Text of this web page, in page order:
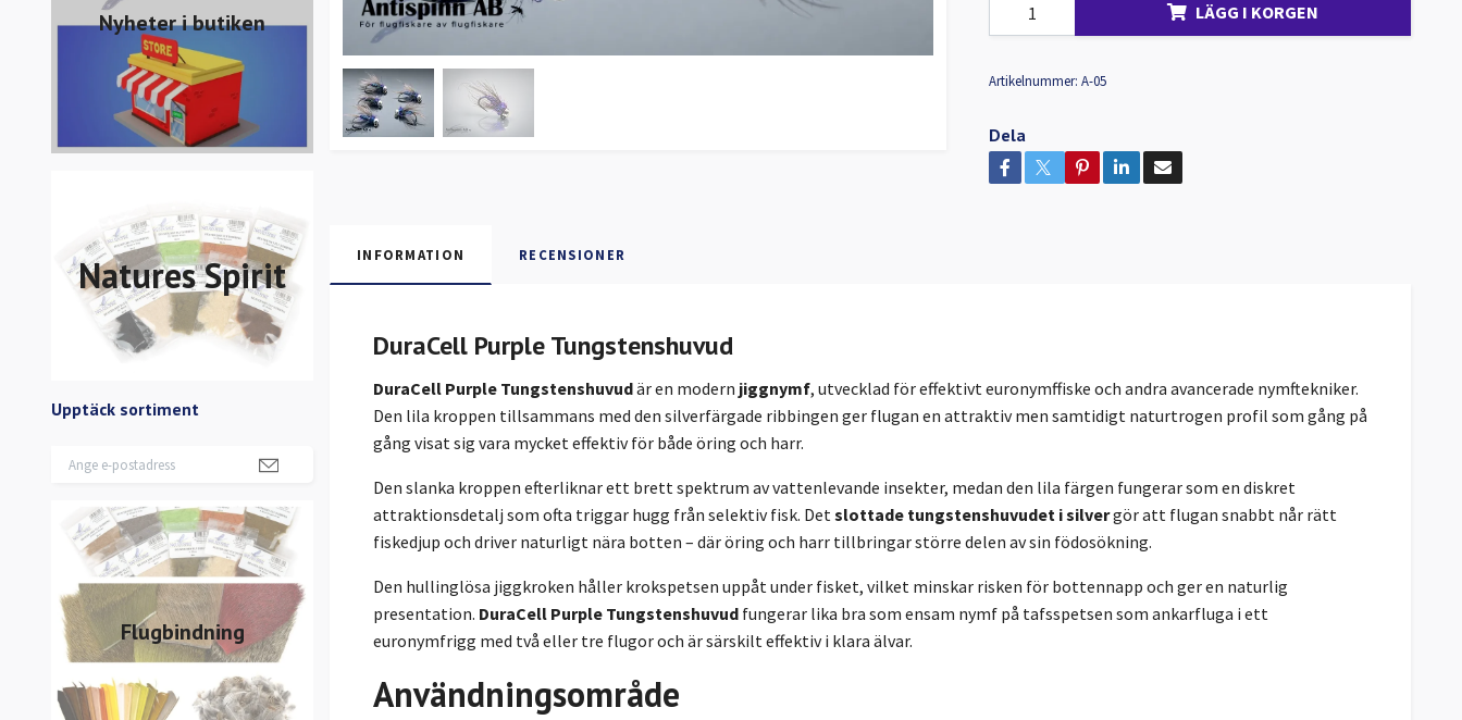
Nyheter i butiken
Natures Spirit
Upptäck sortiment
Flugbindning
LÄGG I KORGEN
Artikelnummer: A-05
Dela
INFORMATION RECENSIONER
DuraCell Purple Tungstenshuvud
DuraCell Purple Tungstenshuvudär en modern jiggnymf, utvecklad för effektivt euronymffiske och andra avancerade nymftekniker.
Den lila kroppen tillsammans med den silverfärgade ribbingen ger flugan en attraktiv men samtidigt naturtrogen profil som gång på
gång visat sig vara mycket effektiv för både öring och harr.
Den slanka kroppen efterliknar ett brett spektrum av vattenlevande insekter, medan den lila färgen fungerar som en diskret
attraktionsdetalj som ofta triggar hugg från selektiv fisk. Det slottade tungstenshuvudet i silvergör att flugan snabbt når rätt
fiskedjup och driver naturligt nära botten – där öring och harr tillbringar större delen av sin födosökning.
Den hullinglösa jiggkroken håller krokspetsen uppåt under fisket, vilket minskar risken för bottennapp och ger en naturlig
presentation. DuraCell Purple Tungstenshuvud fungerar lika bra som ensam nymf på tafsspetsen som ankarfluga i ett
euronymfrigg med två eller tre flugor och är särskilt effektiv i klara älvar.
Användningsområde